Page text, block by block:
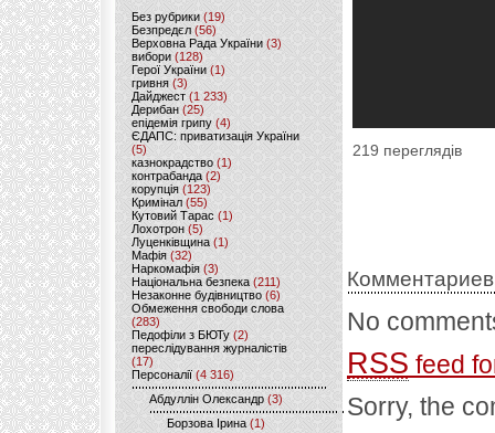
Без рубрики (19)
Безпредєл(56)
Верховна Рада України (3)
вибори(128)
Герої України(1)
гривня (3)
Дайджест (1 233)
Дерибан (25)
епідемія грипу (4)
ЄДАПС: приватизація України
(5)
казнокрадство (1)
контрабанда (2)
корупція (123)
Кримінал (55)
Кутовий Тарас (1)
Лохотрон(5)
Луценківщина (1)
Мафія (32)
Наркомафія (3)
Національна безпека (211)
Незаконне будівництво(6)
Обмеження свободи слова
(283)
Педофіли з БЮТу (2)
переслідування журналістів
(17)
Персоналії (4 316)
Абдуллін Олександр (3)
Борзова Ірина(1)
219 переглядів
No
RSS feed
Sorry, the